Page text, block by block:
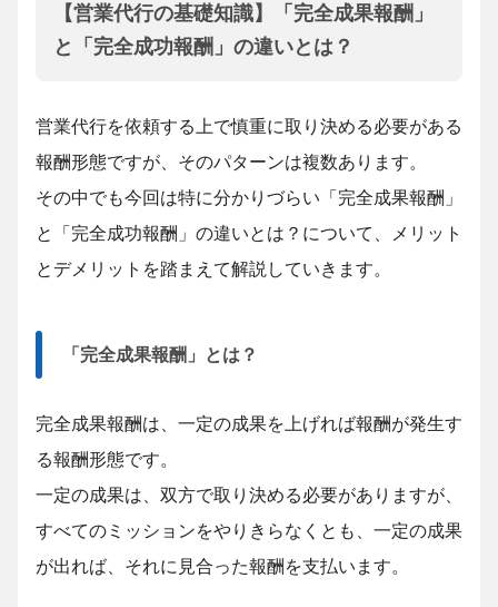
【営業代行の基礎知識】「完全成果報酬」
と「完全成功報酬」の違いとは？
営業代行を依頼する上で慎重に取り決める必要がある
報酬形態ですが、そのパターンは複数あります。
その中でも今回は特に分かりづらい「完全成果報酬」
と「完全成功報酬」の違いとは？について、メリット
とデメリットを踏まえて解説していきます。
「完全成果報酬」とは？
完全成果報酬は、一定の成果を上げれば報酬が発生す
る報酬形態です。
一定の成果は、双方で取り決める必要がありますが、
すべてのミッションをやりきらなくとも、一定の成果
が出れば、それに見合った報酬を支払います。